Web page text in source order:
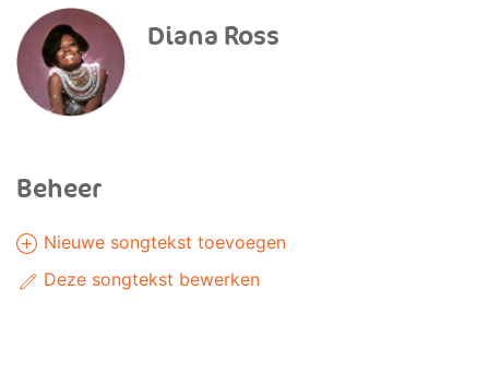
Diana Ross
Beheer
Nieuwe songtekst toevoegen
Deze songtekst bewerken